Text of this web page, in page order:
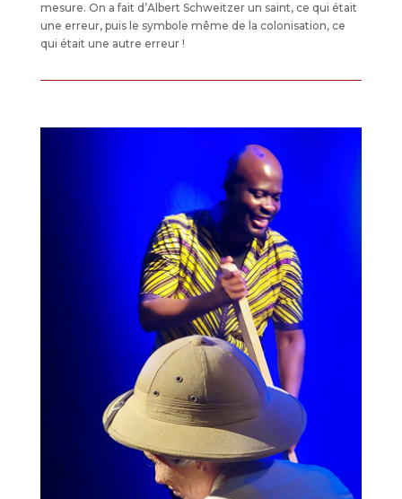
mesure. On a fait d’Albert Schweitzer un saint, ce qui était
une erreur, puis le symbole même de la colonisation, ce
qui était une autre erreur !